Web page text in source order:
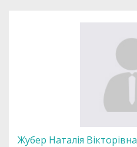
Жубер Наталія Вікторівна